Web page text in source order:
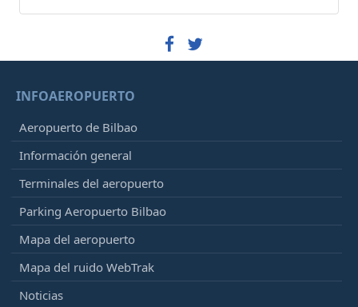
INFOAEROPUERTO
Aeropuerto de Bilbao
Información general
Terminales del aeropuerto
Parking Aeropuerto Bilbao
Mapa del aeropuerto
Mapa del ruido WebTrak
Noticias